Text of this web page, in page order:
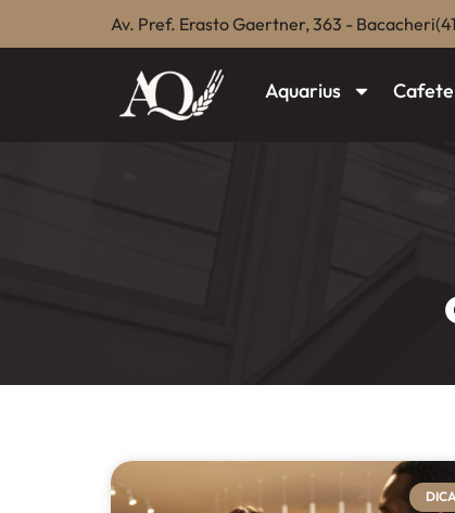
Av. Pref. Erasto Gaertner, 363 - Bacacheri
Aquarius